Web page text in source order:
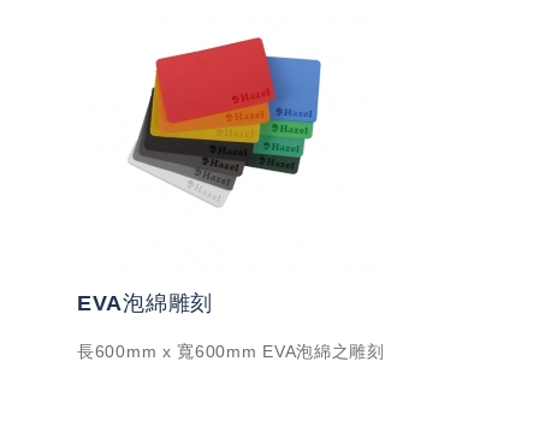
EVA泡綿雕刻
長600mm x 寬600mm EVA泡綿之雕刻